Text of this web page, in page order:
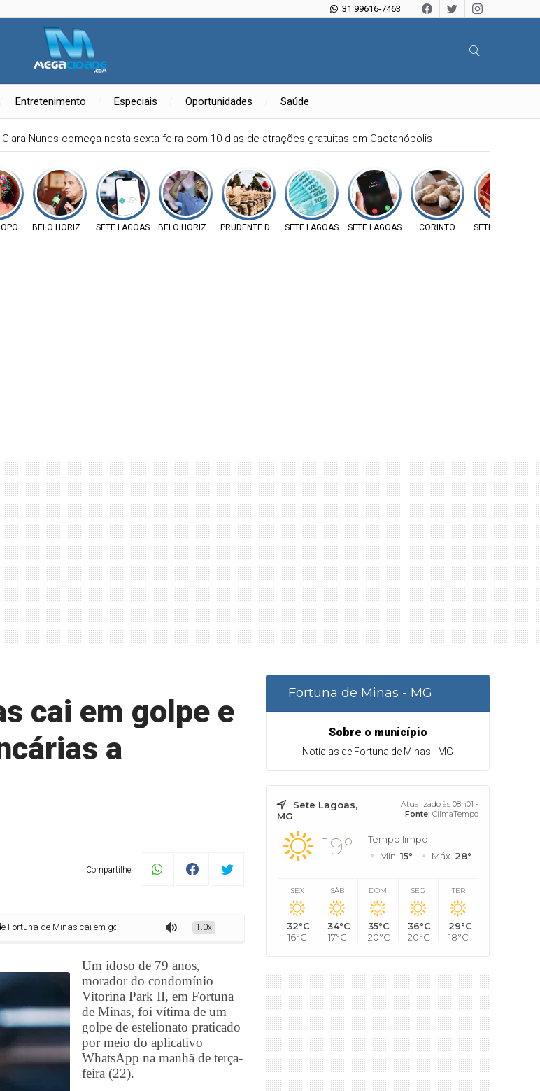
31 99616-7463
Entretenimento Especiais Oportunidades Saúde
Clara Nunes começa nesta sexta-feira com 10 dias de atrações gratuitas em Caetanópolis
BELO HORIZONTESETE LAGOAS BELO HORIZONTEPRUDENTE DE MORAISSETE LAGOAS SETE LAGOAS CORINTO SETE LAGOAS
cai em golpe e
a
Compartilhe:
de Minas cai em golpe e efetua transferências bancárias a estelionatário
1.0x
Um idoso de 79 anos,
morador do condomínio
Vitorina Park II, em Fortuna
de Minas, foi vítima de um
golpe de estelionato praticado
por meio do aplicativo
WhatsApp na manhã de terça-
feira (22).
Fortuna de Minas - MG
Sobre o município
Notícias de Fortuna de Minas - MG
Sete Lagoas,
MG
Atualizado às 08h01 -
Fonte: ClimaTempo
19°
Tempo limpo
Mín. 15° Máx. 28°
SEX
32°C
16°C
SÁB
34°C
17°C
DOM
35°C
20°C
SEG
36°C
20°C
TER
29°C
18°C